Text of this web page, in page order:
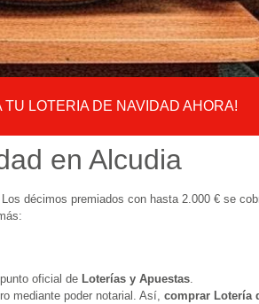
TU LOTERIA DE NAVIDAD AHORA!
en Alcudia
décimos premiados con hasta 2.000 € se
oficial de Loterías y Apuestas.
mediante poder notarial. Así, comprar Lotería